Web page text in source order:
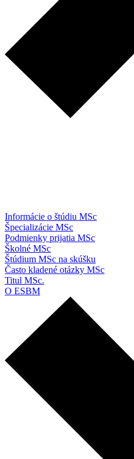
Informácie o štúdiu MSc
Špecializácie MSc
Podmienky prijatia MSc
Školné MSc
Štúdium MSc na skúšku
Často kladené otázky MSc
Titul MSc.
O ESBM